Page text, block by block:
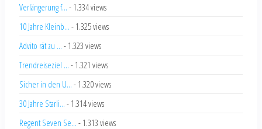
Verlängerung f... - 1.334 views
10 Jahre Kleinb... - 1.325 views
Advito rät zu ... - 1.323 views
Trendreiseziel ... - 1.321 views
Sicher in den U... - 1.320 views
30 Jahre Starli... - 1.314 views
Regent Seven Se... - 1.313 views